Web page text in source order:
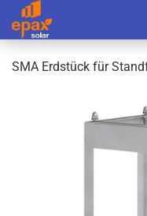
SMA Erd­stück für